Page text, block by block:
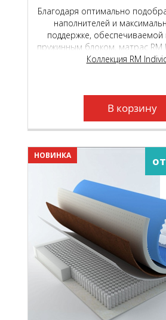
Благодаря оптимально
наполнителей и
поддержке,
пружинным блоком, матрас RM
подарит наивысший
Коллекция RM
В корзину
НОВИНКА